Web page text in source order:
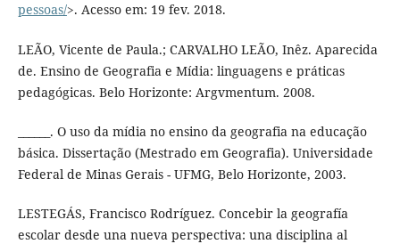
pessoas/>. Acesso em: 19 fev. 2018.
LEÃO, Vicente de Paula.; CARVALHO LEÃO, Inêz. Aparecida
de. Ensino de Geografia e Mídia: linguagens e práticas
pedagógicas. Belo Horizonte: Argvmentum. 2008.
______. O uso da mídia no ensino da geografia na educação
básica. Dissertação (Mestrado em Geografia). Universidade
Federal de Minas Gerais - UFMG, Belo Horizonte, 2003.
LESTEGÁS, Francisco Rodríguez. Concebir la geografía
escolar desde una nueva perspectiva: una disciplina al